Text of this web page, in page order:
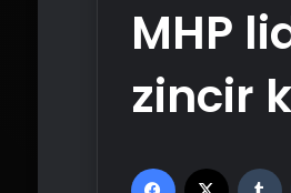
MHP
zincir
Facebook